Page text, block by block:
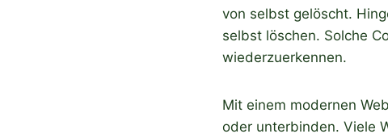
von selbst gelöscht.
selbst löschen. Solche
wiederzuerkennen.
Mit einem modernen
oder unterbinden. Viele